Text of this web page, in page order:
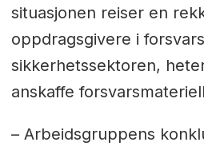
situasjonen reiser en
oppdragsgivere i
sikkerhetssektoren,
anskaffe
– Arbeidsgruppens